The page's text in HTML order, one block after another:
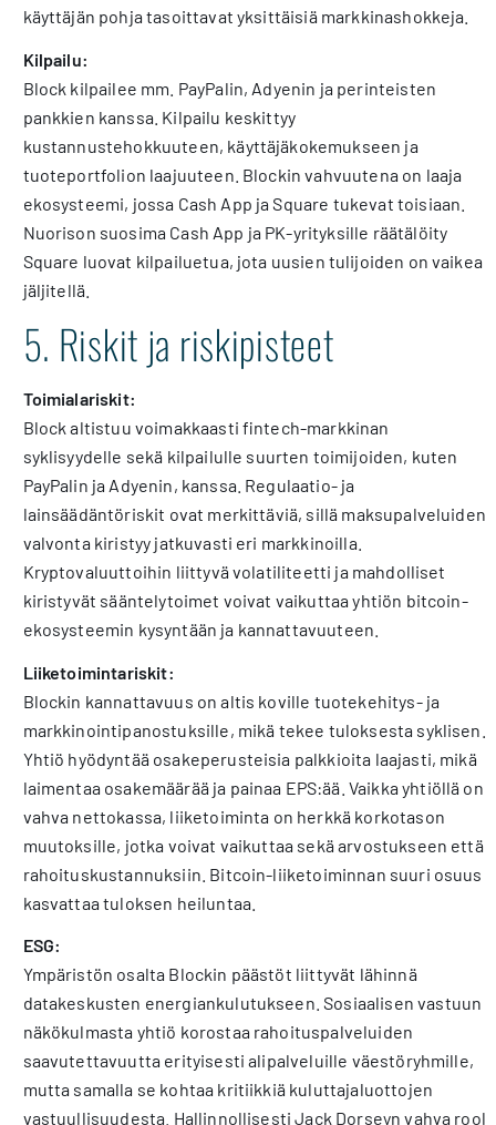
käyttäjän pohja tasoittavat yksittäisiä markkinashokkeja.
Kilpailu:
Block kilpailee mm. PayPalin, Adyenin ja perinteisten
pankkien kanssa. Kilpailu keskittyy
kustannustehokkuuteen, käyttäjäkokemukseen ja
tuoteportfolion laajuuteen. Blockin vahvuutena on laaja
ekosysteemi, jossa Cash App ja Square tukevat toisiaan.
Nuorison suosima Cash App ja PK-yrityksille räätälöity
Square luovat kilpailuetua, jota uusien tulijoiden on vaikea
jäljitellä.
5. Riskit ja riskipisteet
Toimialariskit:
Block altistuu voimakkaasti fintech-markkinan
syklisyydelle sekä kilpailulle suurten toimijoiden, kuten
PayPalin ja Adyenin, kanssa. Regulaatio- ja
lainsäädäntöriskit ovat merkittäviä, sillä maksupalveluiden
valvonta kiristyy jatkuvasti eri markkinoilla.
Kryptovaluuttoihin liittyvä volatiliteetti ja mahdolliset
kiristyvät sääntelytoimet voivat vaikuttaa yhtiön bitcoin-
ekosysteemin kysyntään ja kannattavuuteen.
Liiketoimintariskit:
Blockin kannattavuus on altis koville tuotekehitys- ja
markkinointipanostuksille, mikä tekee tuloksesta syklisen.
Yhtiö hyödyntää osakeperusteisia palkkioita laajasti, mikä
laimentaa osakemäärää ja painaa EPS:ää. Vaikka yhtiöllä on
vahva nettokassa, liiketoiminta on herkkä korkotason
muutoksille, jotka voivat vaikuttaa sekä arvostukseen että
rahoituskustannuksiin. Bitcoin-liiketoiminnan suuri osuus
kasvattaa tuloksen heiluntaa.
ESG:
Ympäristön osalta Blockin päästöt liittyvät lähinnä
datakeskusten energiankulutukseen. Sosiaalisen vastuun
näkökulmasta yhtiö korostaa rahoituspalveluiden
saavutettavuutta erityisesti alipalveluille väestöryhmille,
mutta samalla se kohtaa kritiikkiä kuluttajaluottojen
vastuullisuudesta. Hallinnollisesti Jack Dorseyn vahva rooli